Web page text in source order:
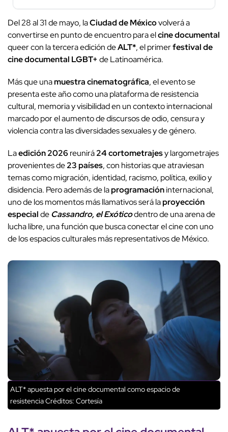
Del 28 al 31 de mayo, laCiudad de Méxicovolverá a
convertirse en punto de encuentro para elcine documental
queer con la tercera edición deALT*, el primerfestival de
cine documental LGBT+de Latinoamérica.
Más que unamuestra cinematográfica, el evento se
presenta este año como una plataforma de resistencia
cultural, memoria y visibilidad en un contexto internacional
marcado por el aumento de discursos de odio, censura y
violencia contra las diversidades sexuales y de género.
Laedición 2026reunirá24 cortometrajesy largometrajes
provenientes de23 países, con historias que atraviesan
temas como migración, identidad, racismo, política, exilio y
disidencia. Pero además de laprogramacióninternacional,
uno de los momentos más llamativos será laproyección
especialdeCassandro, el Exóticodentro de una arena de
lucha libre, una función que busca conectar el cine con uno
de los espacios culturales más representativos de México.
ALT* apuesta por el cine documental como espacio de
resistenciaCréditos: Cortesía